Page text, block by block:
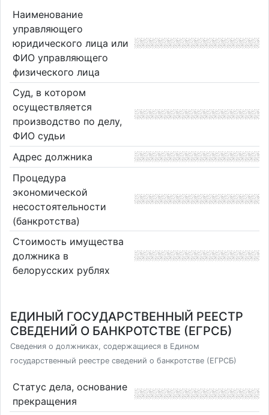
Наименование
управляющего
юридического лица или
ФИО управляющего
физического лица
Суд, в котором
осуществляется
производство по делу,
ФИО судьи
Адрес должника
Процедура
экономической
несостоятельности
(банкротства)
Стоимость имущества
должника в
белорусских рублях
ЕДИНЫЙ ГОСУДАРСТВЕННЫЙ РЕЕСТР
СВЕДЕНИЙ О БАНКРОТСТВЕ (ЕГРСБ)
Сведения о должниках, содержащиеся в Едином
государственный реестре сведений о банкротстве (ЕГРСБ)
Статус дела, основание
прекращения